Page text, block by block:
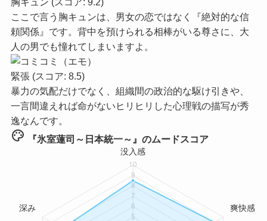
ここで言う胸キュンは、男女の恋ではなく『絶対的な信
頼関係』です。背中を預けられる相棒がいる尊さに、大
人の男でも憧れてしまいますよ。
緊張 (スコア: 8.5)
暴力の気配だけでなく、組織間の政治的な駆け引きや、
一言間違えれば命がないヒリヒリした心理戦の描写が秀
逸なんです。
palette 『氷室蓮司～日本統一～』のムードスコア